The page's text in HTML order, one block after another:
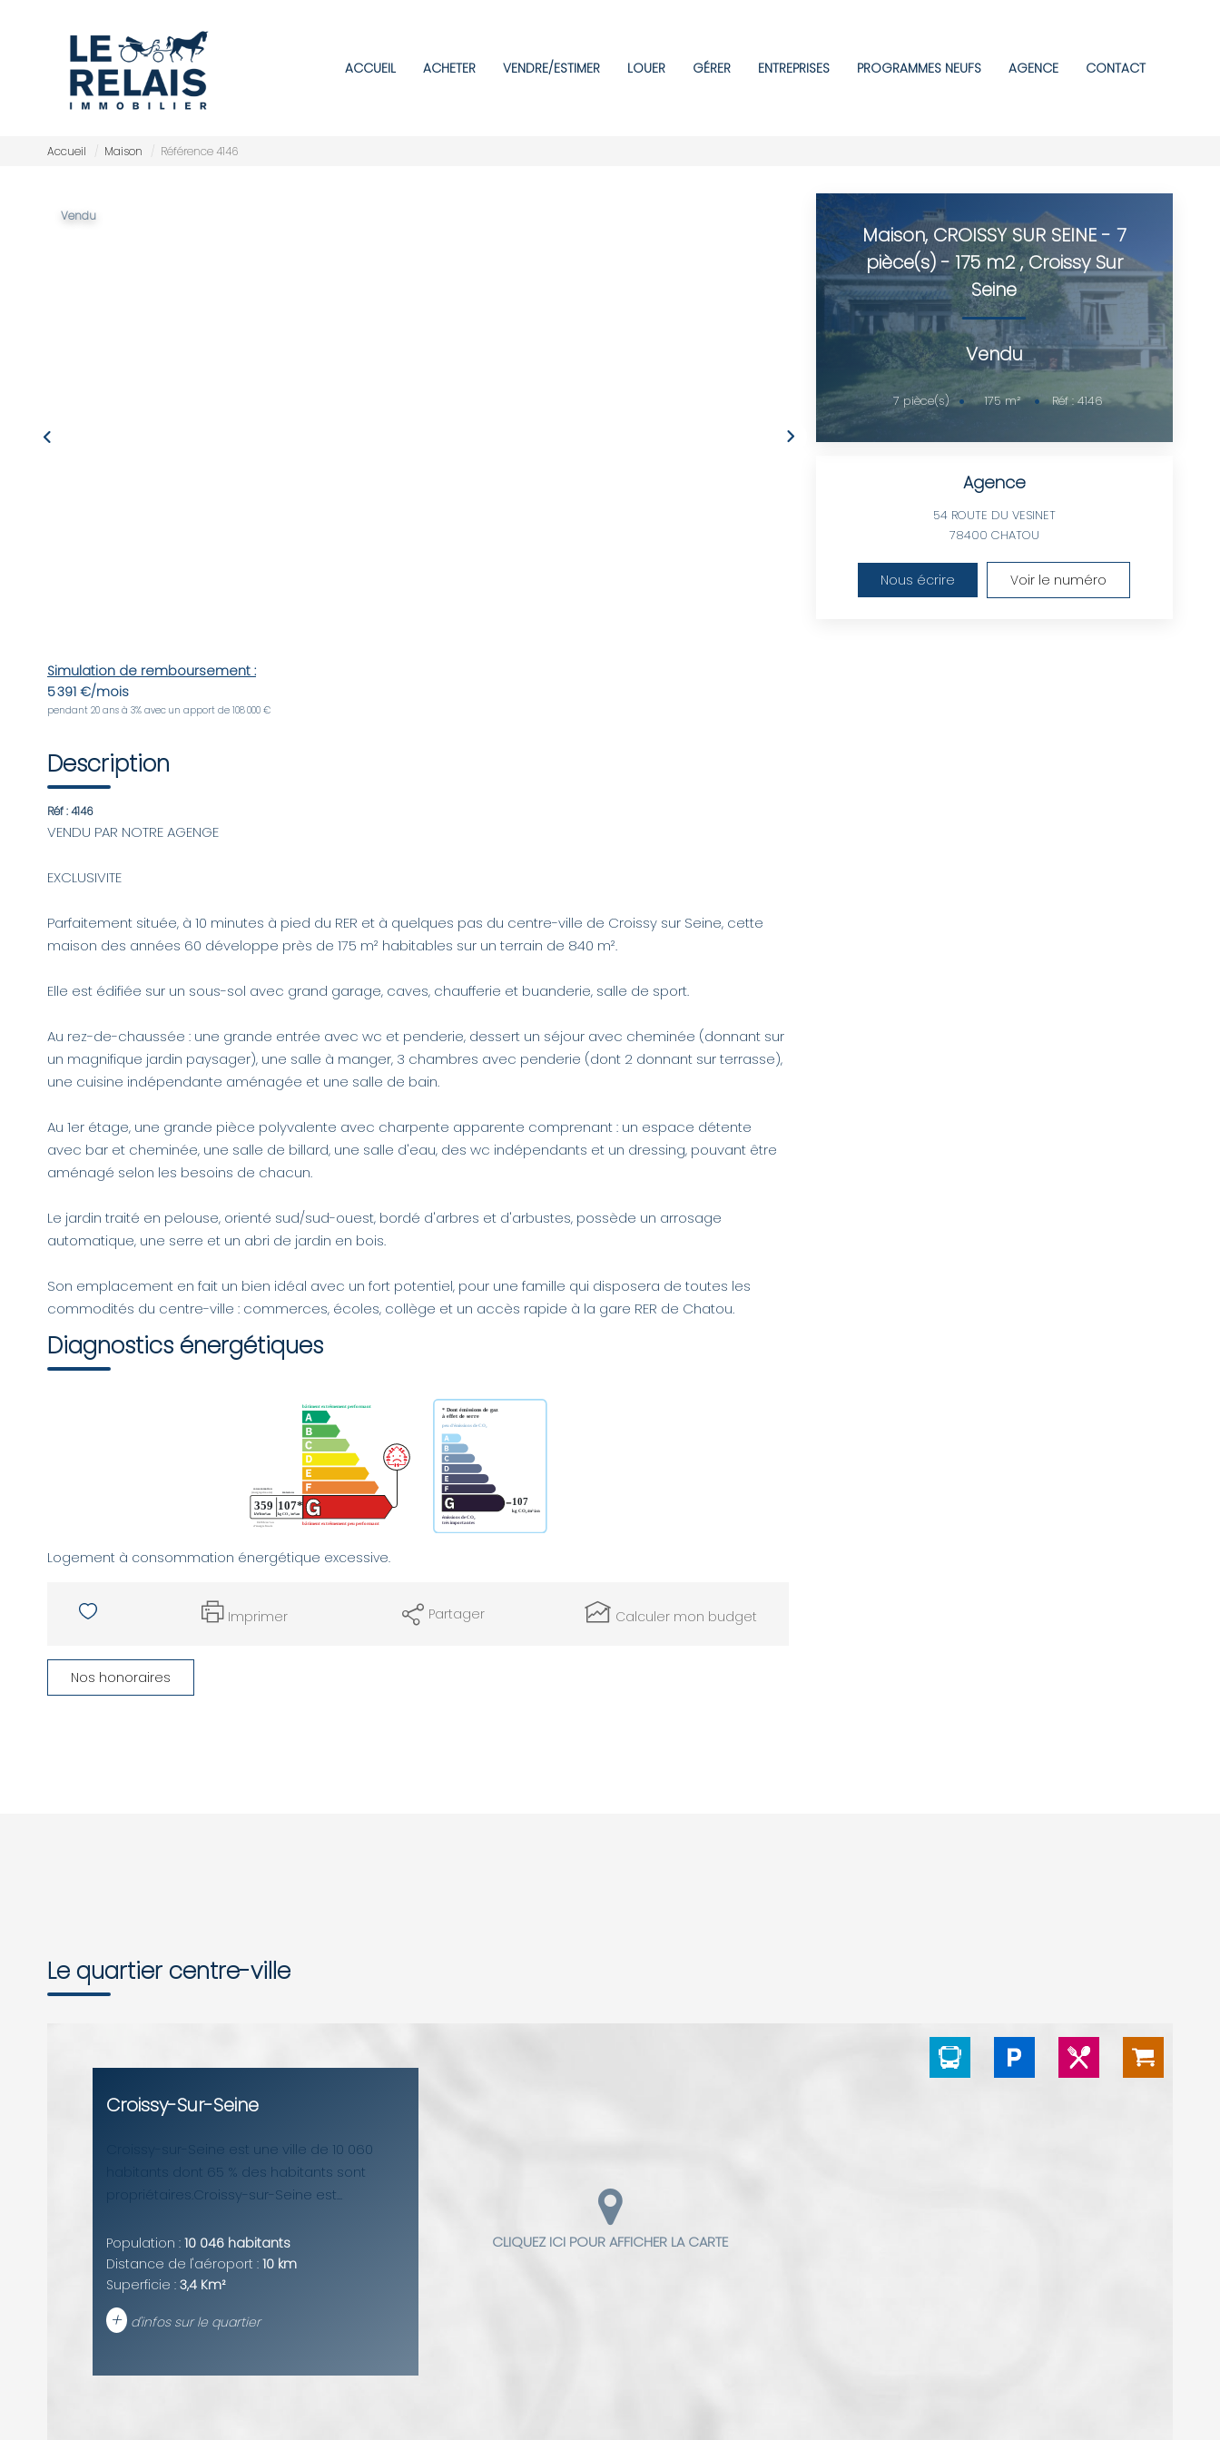
ACCUEIL ACHETER VENDRE/ESTIMER LOUER GÉRER ENTREPRISES PROGRAMMES NEUFS AGENCE CONTACT
Accueil Maison Référence 4146
Vendu
Simulation de remboursement :
5 391 €/mois
pendant 20 ans à 3% avec un apport de 108 000 €
Description
Réf : 4146
VENDU PAR NOTRE AGENGE
EXCLUSIVITE
Parfaitement située, à 10 minutes à pied du RER et à quelques pas du centre-ville de Croissy sur Seine, cette
maison des années 60 développe près de 175 m² habitables sur un terrain de 840 m².
Elle est édifiée sur un sous-sol avec grand garage, caves, chaufferie et buanderie, salle de sport.
Au rez-de-chaussée : une grande entrée avec wc et penderie, dessert un séjour avec cheminée (donnant sur
un magnifique jardin paysager), une salle à manger, 3 chambres avec penderie (dont 2 donnant sur terrasse),
une cuisine indépendante aménagée et une salle de bain.
Au 1er étage, une grande pièce polyvalente avec charpente apparente comprenant : un espace détente
avec bar et cheminée, une salle de billard, une salle d'eau, des wc indépendants et un dressing, pouvant être
aménagé selon les besoins de chacun.
Le jardin traité en pelouse, orienté sud/sud-ouest, bordé d'arbres et d'arbustes, possède un arrosage
automatique, une serre et un abri de jardin en bois.
Son emplacement en fait un bien idéal avec un fort potentiel, pour une famille qui disposera de toutes les
commodités du centre-ville : commerces, écoles, collège et un accès rapide à la gare RER de Chatou.
Diagnostics énergétiques
Logement à consommation énergétique excessive.
Imprimer Partager Calculer mon budget
Nos honoraires
Maison, CROISSY SUR SEINE - 7
pièce(s) - 175 m2,Croissy Sur
Seine
Vendu
7 pièce(s) 175m² Réf :4146
Agence
54 ROUTE DU VESINET
78400 CHATOU
Nous écrire Voir le numéro
Le quartier centre-ville
Croissy-Sur-Seine
Croissy-sur-Seine est une ville de 10 060
habitants dont 65 % des habitants sont
propriétaires.Croissy-sur-Seine est...
Population : 10 046 habitants
Distance de l'aéroport : 10 km
Superficie : 3,4 Km²
+ d'infos sur le quartier